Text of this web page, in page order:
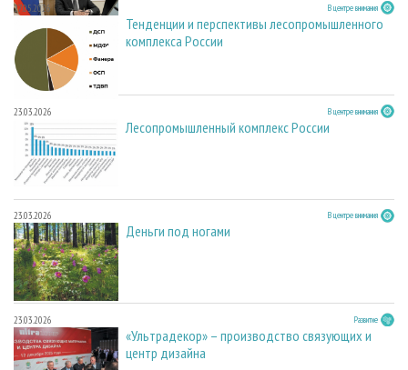
27.05.2026 В центре внимания
Тенденции и перспективы лесопромышленного
комплекса России
23.03.2026 В центре внимания
Лесопромышленный комплекс России
23.03.2026 В центре внимания
Деньги под ногами
23.03.2026 Развитие
«Ультрадекор» – производство связующих и
центр дизайна